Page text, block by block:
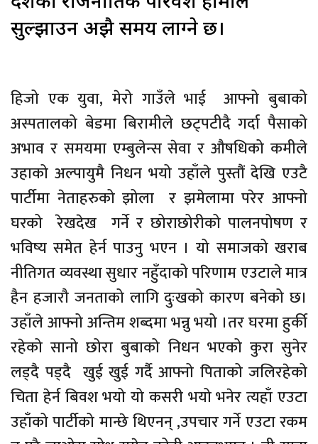
सुल्झाउन अझै समय लाग्ने छ।
हिजो एक युवा, मेरो गाउँले भाई आफ्नो बुबाको
अस्पतालको बेडमा बिरामीले छट्पटीदै गर्दा पैसाको
अभाव र समयमा एम्बुलेन्स सेवा र औषधिको कमीले
उहाको अल्पायुमै निधन भयो उहाँले पुस्तौं देखि एउटै
पार्टीमा नेताहरुको झोला र झमेलामा परेर आफ्नो
घरको रेखदेख गर्ने र छोराछोरीको पालनपोषण र
भविष्य समेत हेर्न पाउनु भएन । यो समाजको खराब
नीतिगत व्यवस्था सुधार नहुँदाको परिणाम एउटाले मात्र
हैन हजारौ जनताको लागि दुःखको कारण बनेको छ।
उहाँले आफ्नो अन्तिम शब्दमा भन्नु भयो ।तर घरमा हुर्की
रहेको सानो छोरा बुबाको निधन भएको कुरा सुनेर
लड्दै पड्दै खुई खुई गर्दै आफ्नो पिताको जलिरहेको
चिता हेर्न बिवश भयो यो कसरी भयो भनेर त्यहाँ एउटा
उहाँको पार्टीको मान्छे थिएनन् ,उपचार गर्ने एउटा रकम